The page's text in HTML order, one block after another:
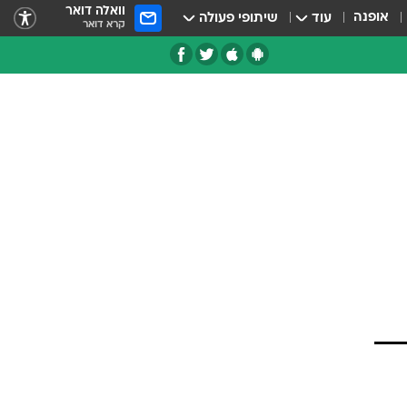
אופנה עוד שיתופי פעולה וואלה דואר
קרא דואר